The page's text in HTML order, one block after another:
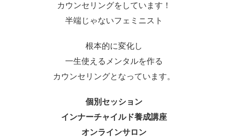
カウンセリングをしています！
半端じゃないフェミニスト
根本的に変化し
一生使えるメンタルを作る
カウンセリングとなっています。
個別セッション
インナーチャイルド養成講座
オンラインサロン